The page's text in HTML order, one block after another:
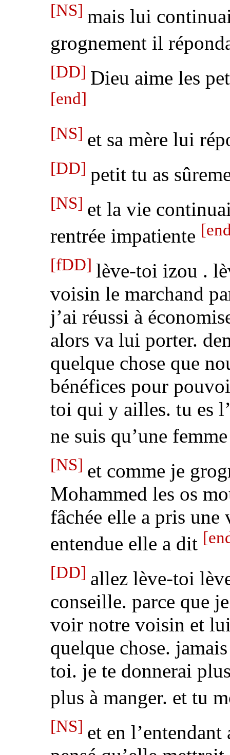
[NS] mais lui
grognement il
[DD] Dieu aime les
[end]
[NS] et sa mère lui
[DD] petit tu as
[NS] et la vie
rentrée impatiente
[fDD] lève-toi izou .
voisin le marchand
j’ai réussi à
alors va lui porter.
quelque chose que
bénéfices pour
toi qui y ailles. tu es
ne suis qu’une
[NS] et comme je
Mohammed les os
fâchée elle a pris une
entendue elle a dit
[DD] allez lève-toi
conseille. parce que
voir notre voisin et
quelque chose.
toi. je te donnerai
plus à manger. et tu
[NS] et en